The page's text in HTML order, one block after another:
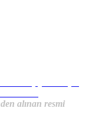
alınan resmi